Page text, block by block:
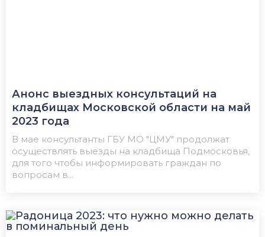
Анонс выездных консультаций на
кладбищах Московской области на май
2023 года
В мае консультанты ГБУ МО "ЦМУ" продолжат
осуществлять выезды на кладбища Подмосковья,
для того чтобы информировать граждан по
вопросам в...